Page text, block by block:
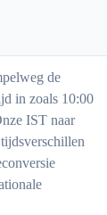
de
in zoals 10:00
IST naar